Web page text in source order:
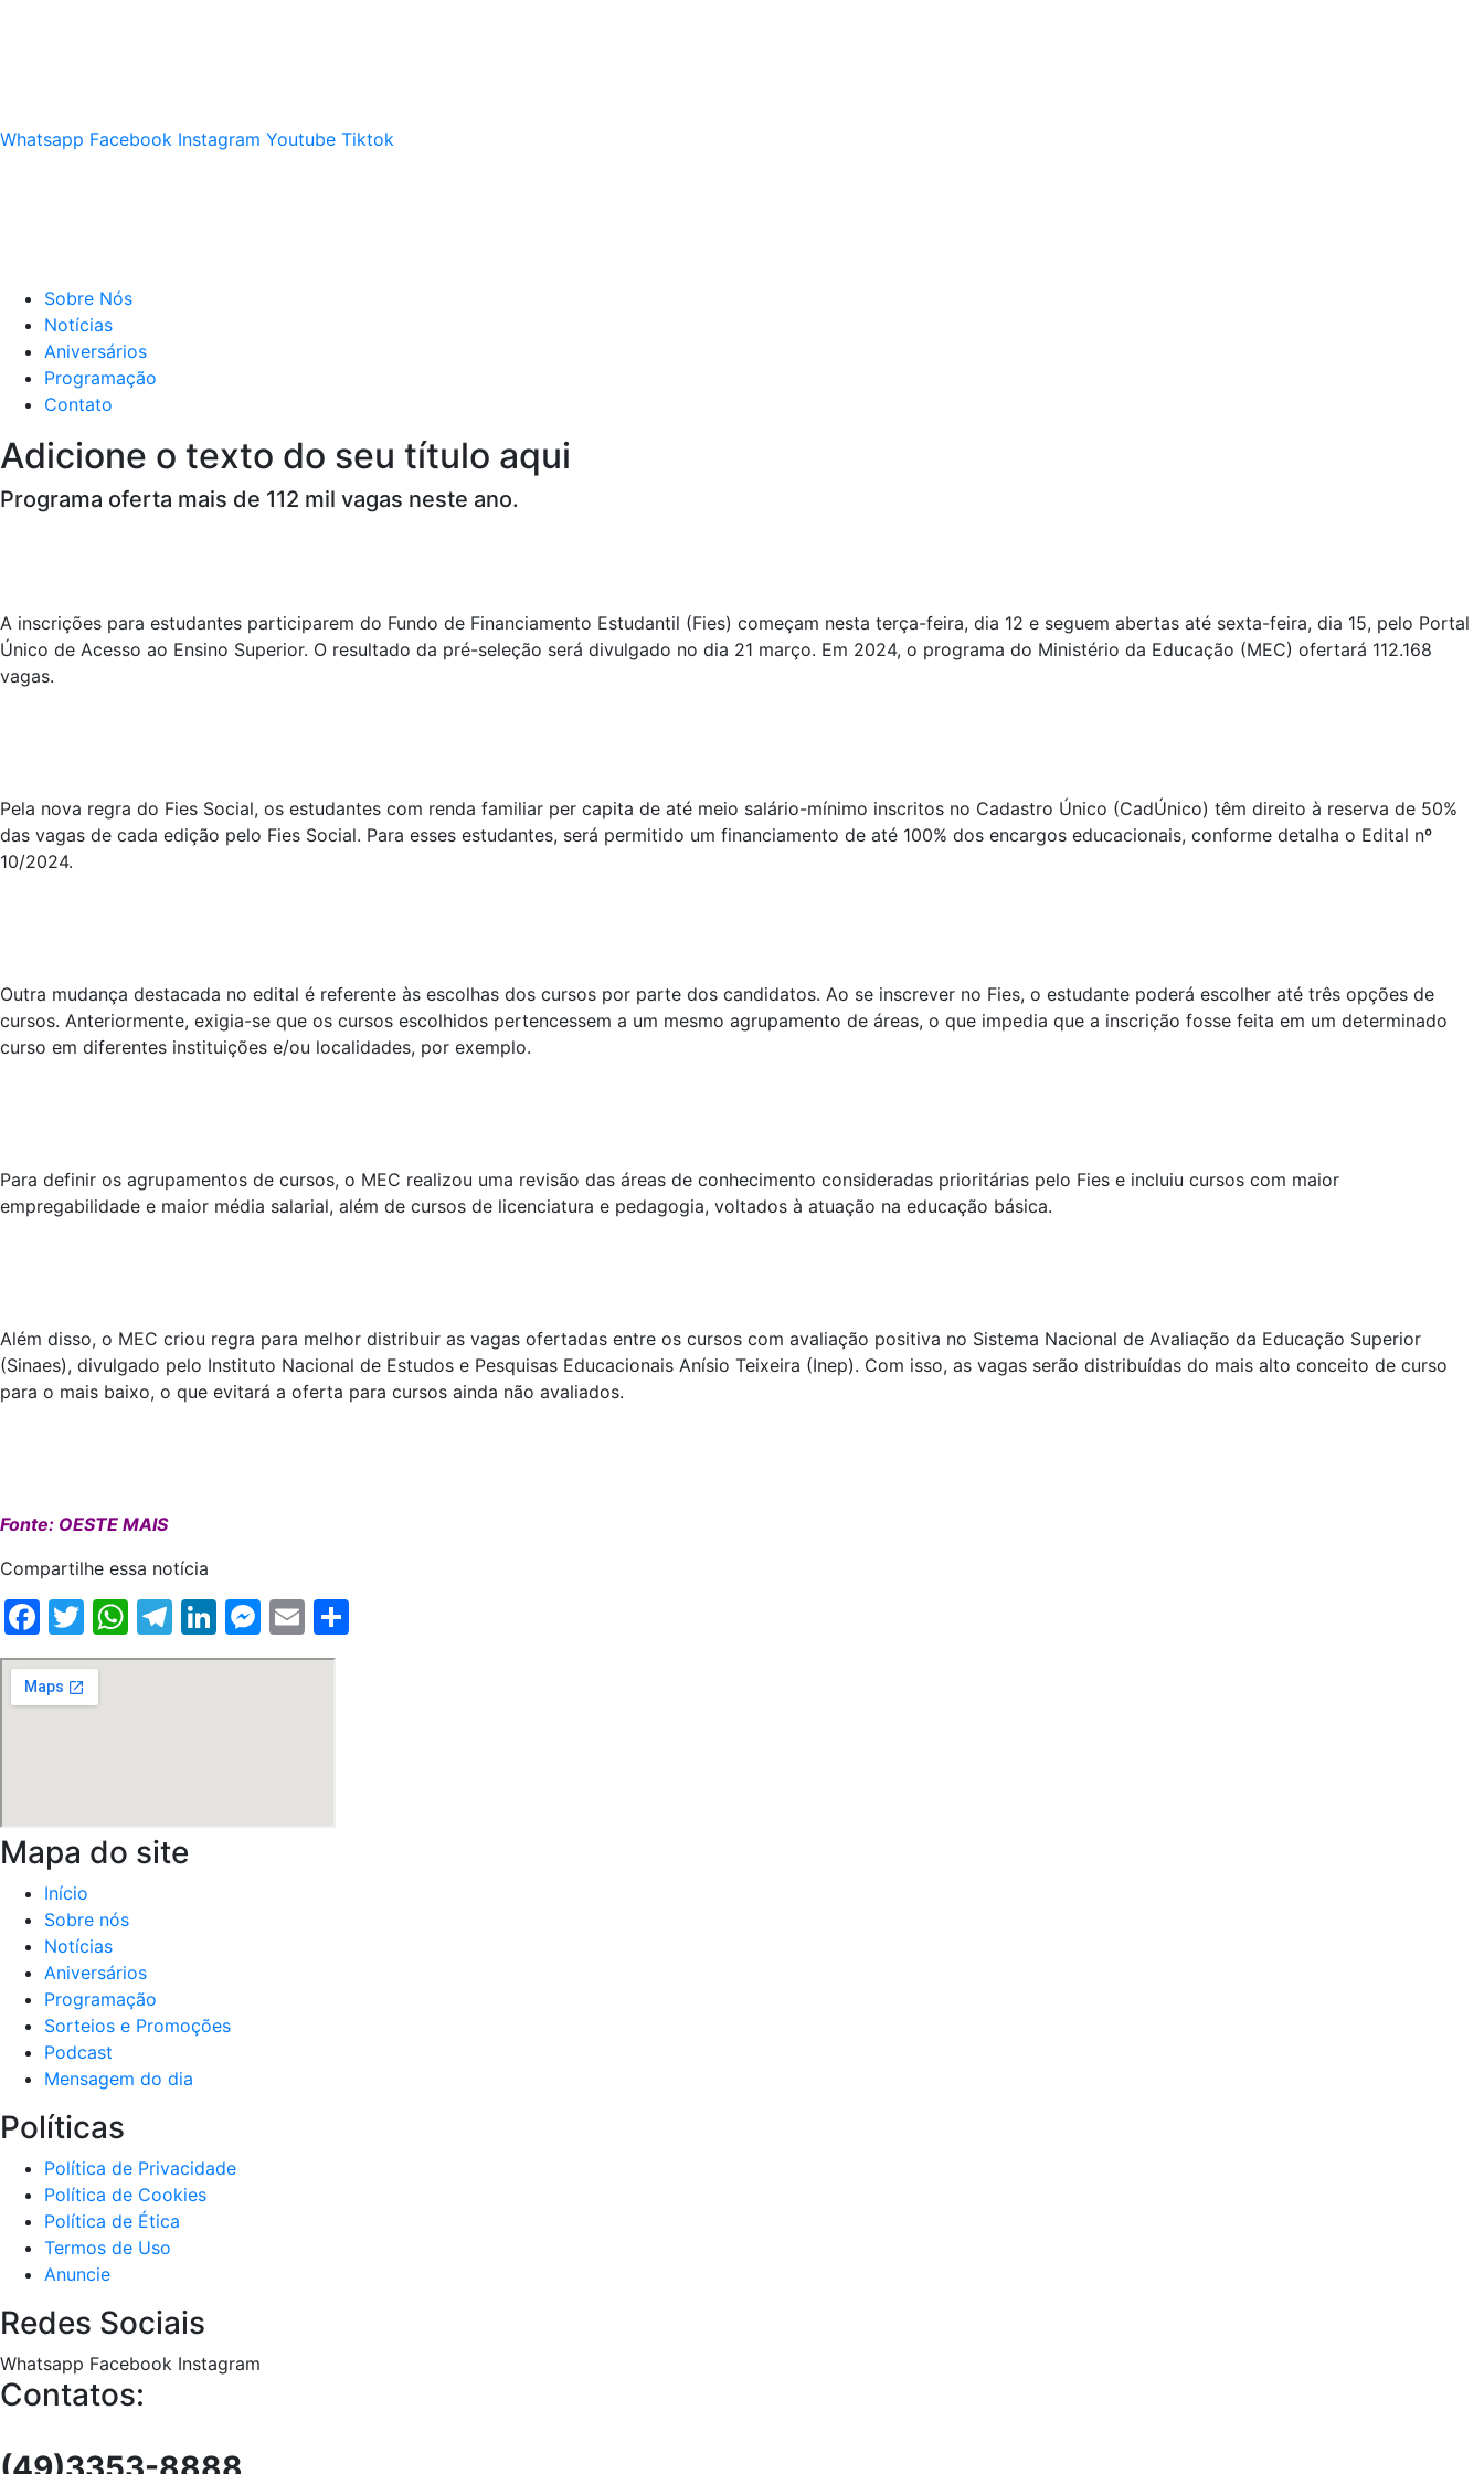
Whatsapp Facebook Instagram Youtube Tiktok
Sobre Nós
Notícias
Aniversários
Programação
Contato
Adicione o texto do seu título aqui
Programa oferta mais de 112 mil vagas neste ano.
A inscrições para estudantes participarem do Fundo de Financiamento Estudantil (Fies) começam nesta terça-feira, dia 12 e seguem abertas até sexta-feira, dia 15, pelo Portal
Único de Acesso ao Ensino Superior. O resultado da pré-seleção será divulgado no dia 21 março. Em 2024, o programa do Ministério da Educação (MEC) ofertará 112.168
vagas.
Pela nova regra do Fies Social, os estudantes com renda familiar per capita de até meio salário-mínimo inscritos no Cadastro Único (CadÚnico) têm direito à reserva de 50%
das vagas de cada edição pelo Fies Social. Para esses estudantes, será permitido um financiamento de até 100% dos encargos educacionais, conforme detalha o Edital nº
10/2024.
Outra mudança destacada no edital é referente às escolhas dos cursos por parte dos candidatos. Ao se inscrever no Fies, o estudante poderá escolher até três opções de
cursos. Anteriormente, exigia-se que os cursos escolhidos pertencessem a um mesmo agrupamento de áreas, o que impedia que a inscrição fosse feita em um determinado
curso em diferentes instituições e/ou localidades, por exemplo.
Para definir os agrupamentos de cursos, o MEC realizou uma revisão das áreas de conhecimento consideradas prioritárias pelo Fies e incluiu cursos com maior
empregabilidade e maior média salarial, além de cursos de licenciatura e pedagogia, voltados à atuação na educação básica.
Além disso, o MEC criou regra para melhor distribuir as vagas ofertadas entre os cursos com avaliação positiva no Sistema Nacional de Avaliação da Educação Superior
(Sinaes), divulgado pelo Instituto Nacional de Estudos e Pesquisas Educacionais Anísio Teixeira (Inep). Com isso, as vagas serão distribuídas do mais alto conceito de curso
para o mais baixo, o que evitará a oferta para cursos ainda não avaliados.
Fonte: OESTE MAIS
Compartilhe essa notícia
Facebook
Twitter
WhatsApp
Telegram
LinkedIn
Messenger
Email
Mapa do site
Início
Sobre nós
Notícias
Aniversários
Programação
Sorteios e Promoções
Podcast
Mensagem do dia
Políticas
Política de Privacidade
Política de Cookies
Política de Ética
Termos de Uso
Anuncie
Redes Sociais
Whatsapp Facebook Instagram
Contatos: